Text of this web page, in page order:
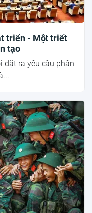
triển - Một triết
tạo
đặt ra yêu cầu phân